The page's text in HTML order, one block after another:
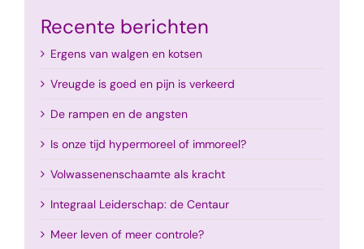
Recente berichten
Ergens van walgen en kotsen
Vreugde is goed en pijn is verkeerd
De rampen en de angsten
Is onze tijd hypermoreel of immoreel?
Volwassenenschaamte als kracht
Integraal Leiderschap: de Centaur
Meer leven of meer controle?